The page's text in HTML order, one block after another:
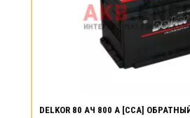
DELKOR 80 АЧ 800 А [CCA]